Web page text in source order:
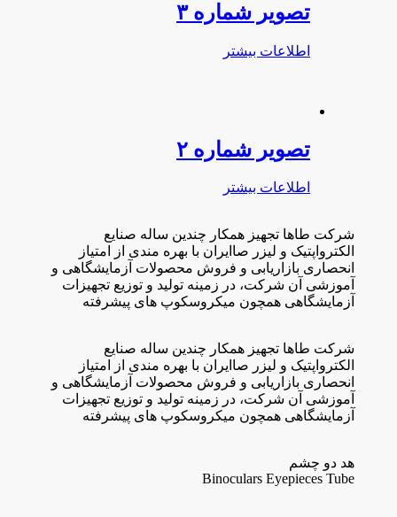
تصویر شماره ۳
اطلاعات بیشتر
تصویر شماره ۲
اطلاعات بیشتر
شرکت طاها تجهیز همکار چندین ساله صنایع
الکترواپتیک و لیزر صاایران با بهره مندی از امتیاز
انحصاری بازاریابی و فروش محصولات آزمایشگاهی و
آموزشی آن شرکت، در زمینه تولید و توزیع تجهیزات
آزمایشگاهی همچون میکروسکوپ های پیشرفته
شرکت طاها تجهیز همکار چندین ساله صنایع
الکترواپتیک و لیزر صاایران با بهره مندی از امتیاز
انحصاری بازاریابی و فروش محصولات آزمایشگاهی و
آموزشی آن شرکت، در زمینه تولید و توزیع تجهیزات
آزمایشگاهی همچون میکروسکوپ های پیشرفته
هد دو چشم
Binoculars Eyepieces Tube